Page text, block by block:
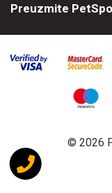
Preuzmite
© 2026